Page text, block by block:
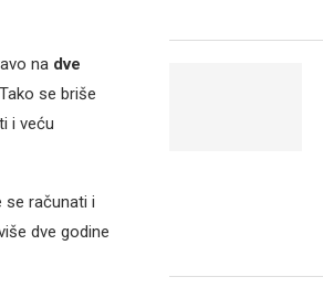
na dve
se briše
i veću
se računati i
dve godine